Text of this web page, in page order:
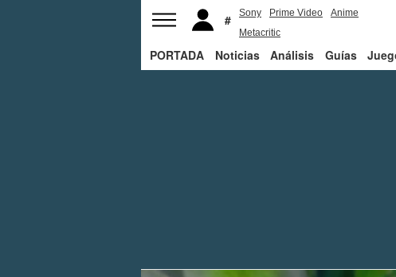
Sony Prime Video
Anime
Metacritic
PORTADA Noticias Análisis Guías